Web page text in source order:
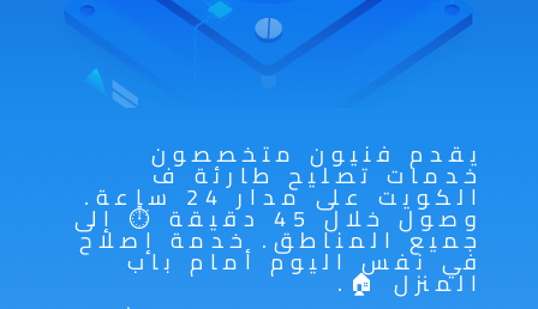
يقدم فنيون متخصصون
خدمات تصليح طارئة ف
الكويت على مدار 24 ساعة.
وصول خلال 45 دقيقة ⏱️ إلى
جميع المناطق. خدمة إصلاح
في نفس اليوم أمام باب
المنزل 🏠.